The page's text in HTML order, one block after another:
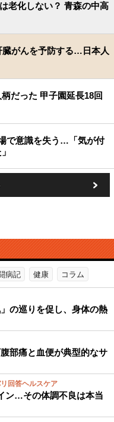
老化しない？ 青森の中高
臓がんを予防する…日本人
だった 甲子園延長18回
で意識を失う…「気が付
病記 健康 コラム
の巡りを促し、身体の熱
部痛と血便が典型的なサ
回答ヘルスケア
ン…その体調不良は本当